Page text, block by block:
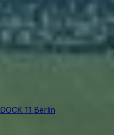
DOCK 11 Berlin